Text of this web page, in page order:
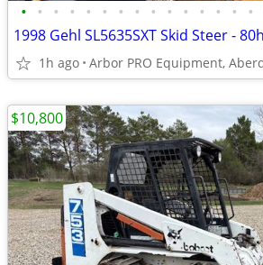
• • • • • • • • • • • • • • •
1h ago Arbor PRO Equipment,
$10,800